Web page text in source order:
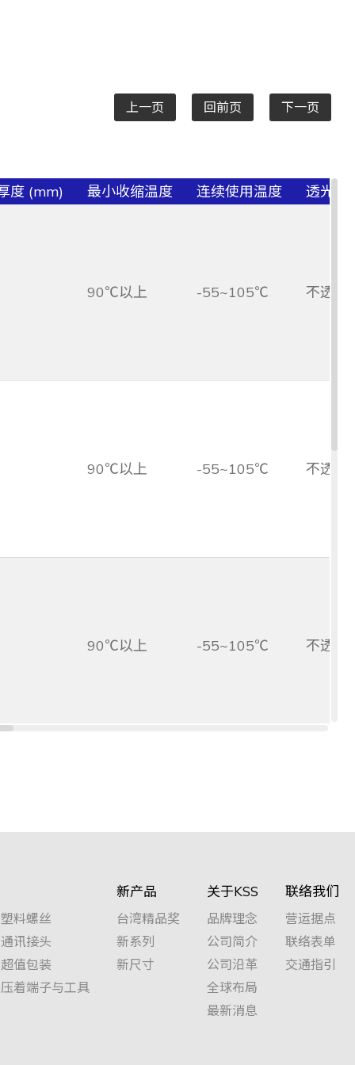
上一页 回前页 下一页
度 (mm) 最小收缩温度 连续使用温度 透光/
90℃以上 -55~105℃ 不透光
90℃以上 -55~105℃ 不透光
90℃以上 -55~105℃ 不透光
90℃以上 -55~105℃
塑料螺丝
通讯接头
超值包装
压着端子与工具
新产品
台湾精品奖
新系列
新尺寸
关于KSS
品牌理念
公司简介
公司沿革
全球布局
最新消息
联络我们
营运据点
联络表单
交通指引